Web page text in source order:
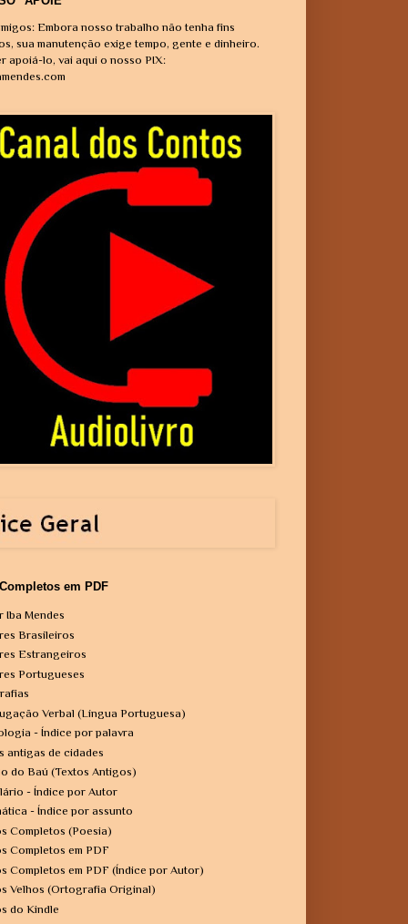
Embora nosso trabalho não tenha fins
sua manutenção exige tempo, gente e dinheiro.
apoiá-lo, vai aqui o nosso PIX:
em PDF
Iba Mendes
Brasileiros
Estrangeiros
Portugueses
Verbal (Língua Portuguesa)
- Índice por palavra
antigas de cidades
do Baú (Textos Antigos)
- Índice por Autor
- Índice por assunto
Completos (Poesia)
Completos em PDF
Completos em PDF (Índice por Autor)
Velhos (Ortografia Original)
do Kindle